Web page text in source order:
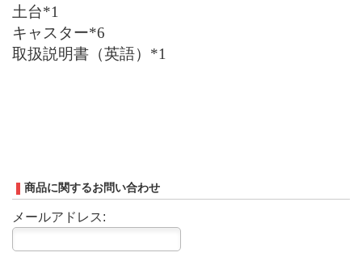
土台*1
キャスター*6
取扱説明書（英語）*1
商品に関するお問い合わせ
メールアドレス: